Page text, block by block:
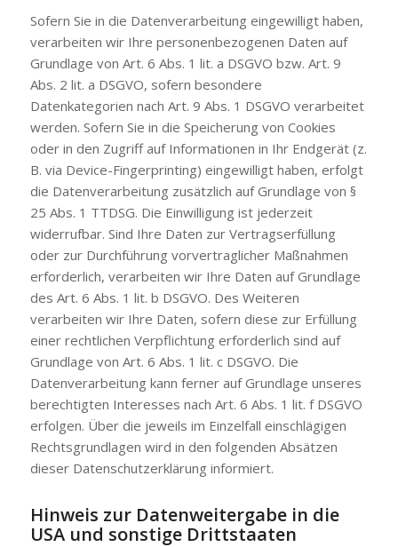
Sofern Sie in die Datenverarbeitung eingewilligt haben,
verarbeiten wir Ihre personenbezogenen Daten auf
Grundlage von Art. 6 Abs. 1 lit. a DSGVO bzw. Art. 9
Abs. 2 lit. a DSGVO, sofern besondere
Datenkategorien nach Art. 9 Abs. 1 DSGVO verarbeitet
werden. Sofern Sie in die Speicherung von Cookies
oder in den Zugriff auf Informationen in Ihr Endgerät (z.
B. via Device-Fingerprinting) eingewilligt haben, erfolgt
die Datenverarbeitung zusätzlich auf Grundlage von §
25 Abs. 1 TTDSG. Die Einwilligung ist jederzeit
widerrufbar. Sind Ihre Daten zur Vertragserfüllung
oder zur Durchführung vorvertraglicher Maßnahmen
erforderlich, verarbeiten wir Ihre Daten auf Grundlage
des Art. 6 Abs. 1 lit. b DSGVO. Des Weiteren
verarbeiten wir Ihre Daten, sofern diese zur Erfüllung
einer rechtlichen Verpflichtung erforderlich sind auf
Grundlage von Art. 6 Abs. 1 lit. c DSGVO. Die
Datenverarbeitung kann ferner auf Grundlage unseres
berechtigten Interesses nach Art. 6 Abs. 1 lit. f DSGVO
erfolgen. Über die jeweils im Einzelfall einschlägigen
Rechtsgrundlagen wird in den folgenden Absätzen
dieser Datenschutzerklärung informiert.
Hinweis zur Datenweitergabe in die
USA und sonstige Drittstaaten